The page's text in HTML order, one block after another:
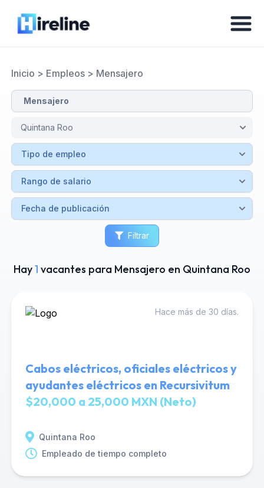
Inicio > Empleos> Mensajero
Filtrar
Hay1 vacantes para Mensajero en Quintana Roo
Hace más de 30 días.
Cabos eléctricos, oficiales eléctricos y
ayudantes eléctricos en Recursivitum
$20,000 a 25,000 MXN (Neto)
Quintana Roo
Empleado de tiempo completo